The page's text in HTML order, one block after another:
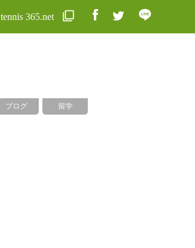
tennis 365.net
ブログ 留学